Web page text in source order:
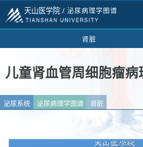
天山医学院 / 泌尿病理学图谱
肾脏
儿童肾血管周细胞瘤病
泌尿系统 泌尿病理学图谱 肾脏